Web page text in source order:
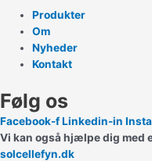
Produkter
Om
Nyheder
Kontakt
Følg os
Facebook-fLinkedin-in
Vi kan også hjælpe dig med
solcellefyn.dk